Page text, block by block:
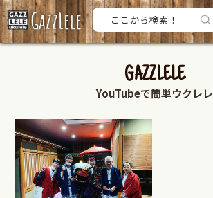
GAZZLELE
YouTubeで簡単ウクレレ